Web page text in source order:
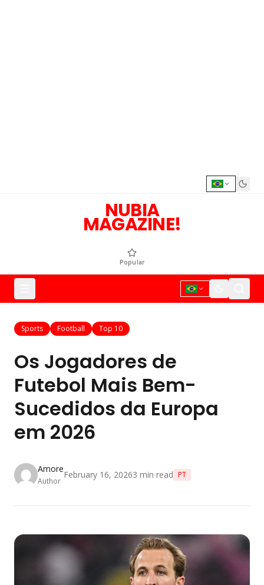
NUBIA
MAGAZINE!
Popular
Sports Football Top 10
Os Jogadores de
Futebol Mais Bem-
Sucedidos da Europa
em 2026
Amore
Author
February 16, 20263 min read PT